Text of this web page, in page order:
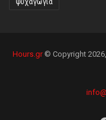
ψυχαγωγία
Hours.gr© Copyright